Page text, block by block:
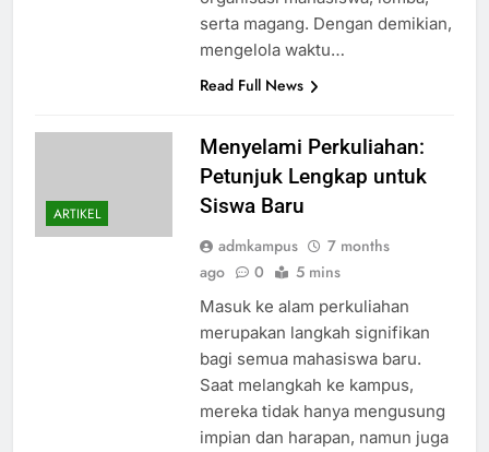
serta magang. Dengan demikian,
mengelola waktu…
Read Full News
ARTIKEL
Menyelami Perkuliahan:
Petunjuk Lengkap untuk
Siswa Baru
admkampus
7 months
ago
0 5 mins
Masuk ke alam perkuliahan
merupakan langkah signifikan
bagi semua mahasiswa baru.
Saat melangkah ke kampus,
mereka tidak hanya mengusung
impian dan harapan, namun juga